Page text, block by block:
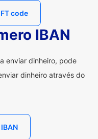
code
IBAN
enviar dinheiro, pode
dinheiro através do